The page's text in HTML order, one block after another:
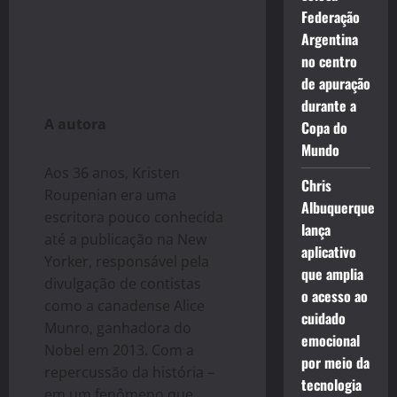
A autora
Aos 36 anos, Kristen
Roupenian era uma
escritora pouco conhecida
até a publicação na New
Yorker, responsável pela
divulgação de contistas
como a canadense Alice
Munro, ganhadora do
Nobel em 2013. Com a
repercussão da história –
Federação
Argentina
no centro
de apuração
durante a
Copa do
Mundo
Chris
Albuquerque
lança
aplicativo
que amplia
o acesso ao
cuidado
emocional
por meio da
tecnologia